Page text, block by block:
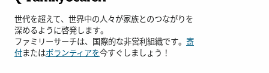
世代を超えて、世界中の人々が家族とのつながりを
深めるように啓発します。
ファミリーサーチは、国際的な非営利組織です。 寄
付またはボランティアを今すぐしましょう！